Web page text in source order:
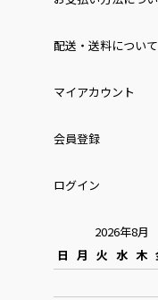
配送・送料について
マイアカウント
会員登録
ログイン
2026年8月
日
月 火 水 木